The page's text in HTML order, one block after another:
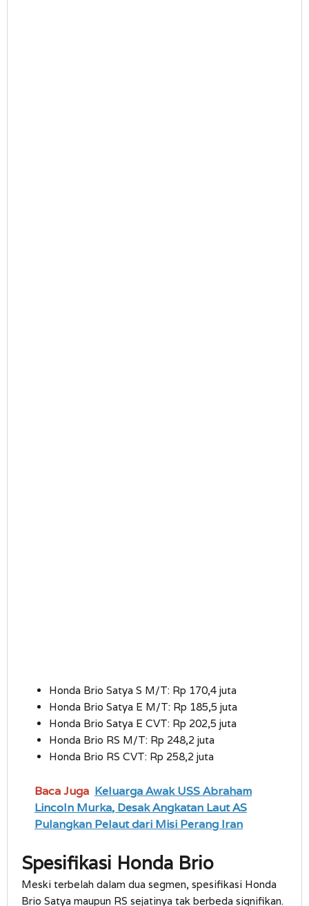
Honda Brio Satya S M/T: Rp 170,4 juta
Honda Brio Satya E M/T: Rp 185,5 juta
Honda Brio Satya E CVT: Rp 202,5 juta
Honda Brio RS M/T: Rp 248,2 juta
Honda Brio RS CVT: Rp 258,2 juta
Baca Juga Keluarga Awak USS Abraham
Lincoln Murka, Desak Angkatan Laut AS
Pulangkan Pelaut dari Misi Perang Iran
Spesifikasi Honda Brio
Meski terbelah dalam dua segmen, spesifikasi Honda
Brio Satya maupun RS sejatinya tak berbeda signifikan.